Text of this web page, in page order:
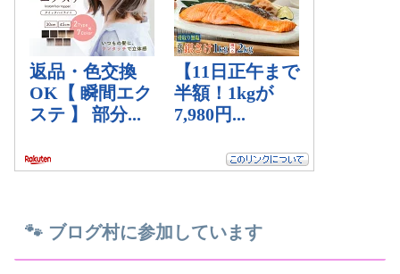
🐾 ブログ村に参加しています